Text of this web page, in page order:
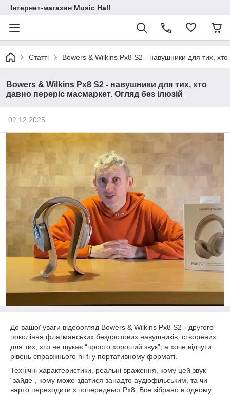
Інтернет-магазин Music Hall
Статті Bowers & Wilkins Px8 S2 - навушники для тих,
Bowers & Wilkins Px8 S2 - навушники для тих, хто
давно переріс масмаркет. Огляд без ілюзій
02.12.2025
До вашої уваги відеоогляд Bowers & Wilkins Px8 S2 - другого
покоління флагманських бездротових навушників, створених
для тих, хто не шукає “просто хороший звук”, а хоче відчути
рівень справжнього hi-fi у портативному форматі.
Технічні характеристики, реальні враження, кому цей звук
“зайде”, кому може здатися занадто аудіофільським, та чи
варто переходити з попередньої Px8. Все зібрано в одному